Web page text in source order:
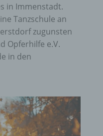
in Immenstadt.
Tanzschule an
zugunsten
Opferhilfe e.V.
in den